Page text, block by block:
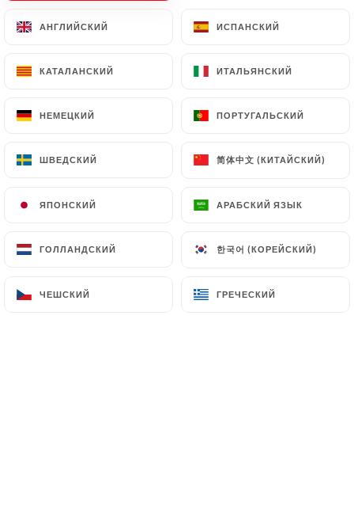
МЕНЮ
АНГЛИЙСКИЙ ИСПАНСКИЙ
КАТАЛАНСКИЙ ИТАЛЬЯНСКИЙ
НЕМЕЦКИЙ ПОРТУГАЛЬСКИЙ
ШВЕДСКИЙ 简体中文 (КИТАЙСКИЙ)
ЯПОНСКИЙ АРАБСКИЙ ЯЗЫК
ГОЛЛАНДСКИЙ 한국어 (КОРЕЙСКИЙ)
ЧЕШСКИЙ ГРЕЧЕСКИЙ
Галерея
АНГЛИЙСКИЙ ИСПАНСКИЙ
КАТАЛАНСКИЙ ИТАЛЬЯНСКИЙ
НЕМЕЦКИЙ ПОРТУГАЛЬСКИЙ
ШВЕДСКИЙ 简体中文 (КИТАЙСКИЙ)
ЯПОНСКИЙ АРАБСКИЙ ЯЗЫК
ГОЛЛАНДСКИЙ 한국어 (КОРЕЙСКИЙ)
ЧЕШСКИЙ ГРЕЧЕСКИЙ